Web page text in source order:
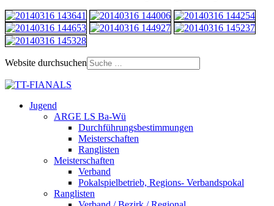
Website durchsuchen
Jugend
ARGE LS Ba-Wü
Durchführungsbestimmungen
Meisterschaften
Ranglisten
Meisterschaften
Verband
Pokalspielbetrieb, Regions- Verbandspokal
Ranglisten